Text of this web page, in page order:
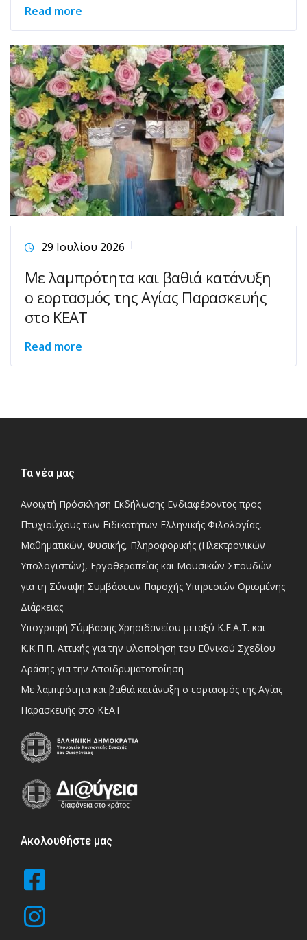
Read more
29 Ιουλίου 2026
Με λαμπρότητα και βαθιά κατάνυξη
ο εορτασμός της Αγίας Παρασκευής
στο ΚΕΑΤ
Read more
Τα νέα μας
Ανοιχτή Πρόσκληση Εκδήλωσης Ενδιαφέροντος προς
Πτυχιούχους των Ειδικοτήτων Ελληνικής Φιλολογίας,
Μαθηματικών, Φυσικής, Πληροφορικής (Ηλεκτρονικών
Υπολογιστών), Εργοθεραπείας και Μουσικών Σπουδών
για τη Σύναψη Συμβάσεων Παροχής Υπηρεσιών Ορισμένης
Διάρκειας
Υπογραφή Σύμβασης Χρησιδανείου μεταξύ Κ.Ε.Α.Τ. και
Κ.Κ.Π.Π. Αττικής για την υλοποίηση του Εθνικού Σχεδίου
Δράσης για την Αποϊδρυματοποίηση
Με λαμπρότητα και βαθιά κατάνυξη ο εορτασμός της Αγίας
Παρασκευής στο ΚΕΑΤ
Ακολουθήστε μας